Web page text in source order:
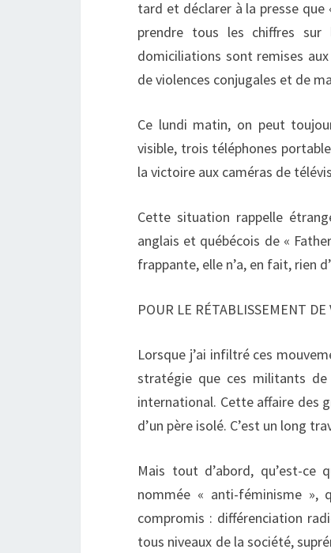
tard et déclarer à la presse
prendre tous les chiffres
domiciliations sont remises
de violences conjugales et de
Ce lundi matin, on peut
visible, trois téléphones
la victoire aux caméras de
Cette situation rappelle
anglais et québécois de «
frappante, elle n’a, en fait, rien
POUR LE RÉTABLISSEMENT DE
Lorsque j’ai infiltré ces
stratégie que ces militants
international. Cette affaire des
d’un père isolé. C’est un long
Mais tout d’abord, qu’est-ce
nommée « anti-féminisme »,
compromis : différenciation
tous niveaux de la société,